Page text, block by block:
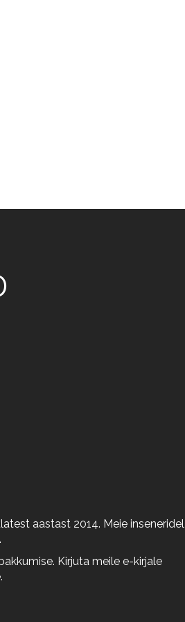
aastast 2014. Meie inseneridel
Kirjuta meile e-kirjale